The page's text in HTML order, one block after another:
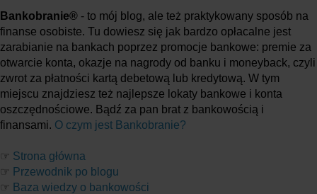
Bankobranie® - to mój blog, ale też praktykowany sposób na
finanse osobiste. Tu dowiesz się jak bardzo opłacalne jest
zarabianie na bankach poprzez promocje bankowe: premie za
otwarcie konta, okazje na nagrody od banku i moneyback, czyli
zwrot za płatności kartą debetową lub kredytową. W tym
miejscu znajdziesz też najlepsze lokaty bankowe i konta
oszczędnościowe. Bądź za pan brat z bankowością i
finansami. O czym jest Bankobranie?
☞ Strona główna
☞ Przewodnik po blogu
☞ Baza wiedzy o bankowości